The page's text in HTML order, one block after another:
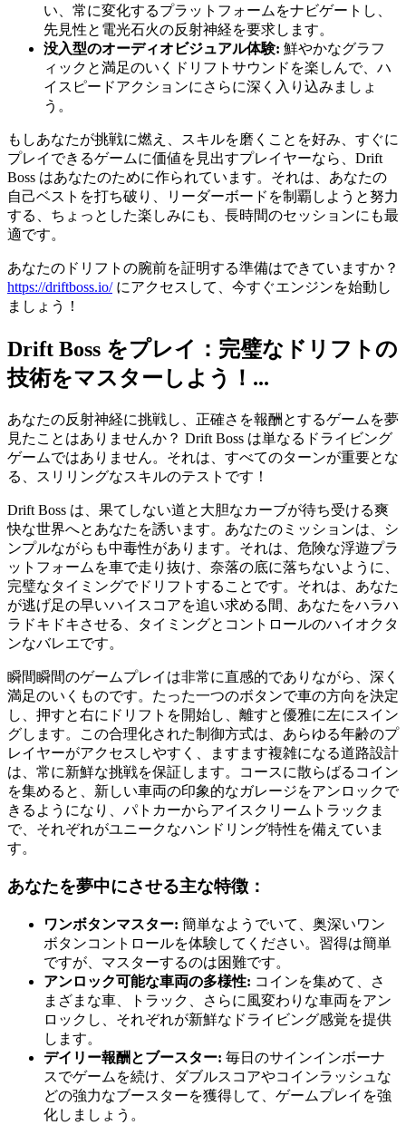
い、常に変化するプラットフォームをナビゲートし、
先見性と電光石火の反射神経を要求します。
没入型のオーディオビジュアル体験: 鮮やかなグラフ
ィックと満足のいくドリフトサウンドを楽しんで、ハ
イスピードアクションにさらに深く入り込みましょ
う。
もしあなたが挑戦に燃え、スキルを磨くことを好み、すぐに
プレイできるゲームに価値を見出すプレイヤーなら、Drift
Boss はあなたのために作られています。それは、あなたの
自己ベストを打ち破り、リーダーボードを制覇しようと努力
する、ちょっとした楽しみにも、長時間のセッションにも最
適です。
あなたのドリフトの腕前を証明する準備はできていますか？
https://driftboss.io/にアクセスして、今すぐエンジンを始動し
ましょう！
Drift Boss をプレイ：完璧なドリフトの
技術をマスターしよう！...
あなたの反射神経に挑戦し、正確さを報酬とするゲームを夢
見たことはありませんか？ Drift Boss は単なるドライビング
ゲームではありません。それは、すべてのターンが重要とな
る、スリリングなスキルのテストです！
Drift Boss は、果てしない道と大胆なカーブが待ち受ける爽
快な世界へとあなたを誘います。あなたのミッションは、シ
ンプルながらも中毒性があります。それは、危険な浮遊プラ
ットフォームを車で走り抜け、奈落の底に落ちないように、
完璧なタイミングでドリフトすることです。それは、あなた
が逃げ足の早いハイスコアを追い求める間、あなたをハラハ
ラドキドキさせる、タイミングとコントロールのハイオクタ
ンなバレエです。
瞬間瞬間のゲームプレイは非常に直感的でありながら、深く
満足のいくものです。たった一つのボタンで車の方向を決定
し、押すと右にドリフトを開始し、離すと優雅に左にスイン
グします。この合理化された制御方式は、あらゆる年齢のプ
レイヤーがアクセスしやすく、ますます複雑になる道路設計
は、常に新鮮な挑戦を保証します。コースに散らばるコイン
を集めると、新しい車両の印象的なガレージをアンロックで
きるようになり、パトカーからアイスクリームトラックま
で、それぞれがユニークなハンドリング特性を備えていま
す。
あなたを夢中にさせる主な特徴：
ワンボタンマスター: 簡単なようでいて、奥深いワン
ボタンコントロールを体験してください。習得は簡単
ですが、マスターするのは困難です。
アンロック可能な車両の多様性: コインを集めて、さ
まざまな車、トラック、さらに風変わりな車両をアン
ロックし、それぞれが新鮮なドライビング感覚を提供
します。
デイリー報酬とブースター: 毎日のサインインボーナ
スでゲームを続け、ダブルスコアやコインラッシュな
どの強力なブースターを獲得して、ゲームプレイを強
化しましょう。